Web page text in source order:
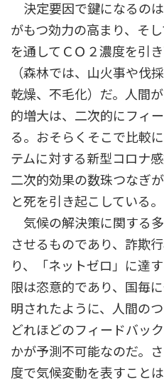
決定要因で鍵になるの
がもつ効力の高まり、そ
を通してＣＯ２濃度を引
（森林では、山火事や伐
乾燥、不毛化）だ。人間
的増大は、二次的にフィ
る。おそらくそこで比較
テムに対する新型コロナ
二次的効果の数珠つなぎ
と死を引き起こしている。
気候の解決策に関する
させるものであり、詐欺
り、「ネットゼロ」に達
限は恣意的であり、国毎
明されたように、人間の
どれほどのフィードバッ
かが予測不可能なのだ。
度で気候変動を表すこと